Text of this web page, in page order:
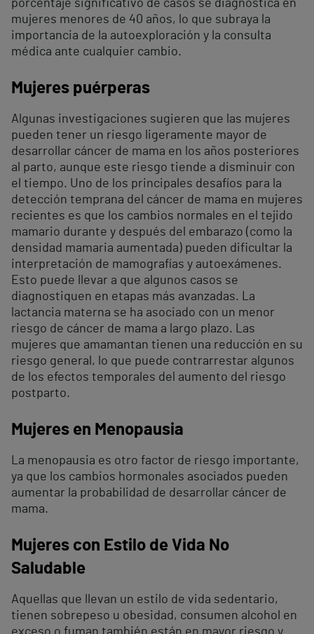
porcentaje significativo de casos se diagnostica en
mujeres menores de 40 años, lo que subraya la
importancia de la autoexploración y la consulta
médica ante cualquier cambio.
Mujeres puérperas
Algunas investigaciones sugieren que las mujeres
pueden tener un riesgo ligeramente mayor de
desarrollar cáncer de mama en los años posteriores
al parto, aunque este riesgo tiende a disminuir con
el tiempo. Uno de los principales desafíos para la
detección temprana del cáncer de mama en mujeres
recientes es que los cambios normales en el tejido
mamario durante y después del embarazo (como la
densidad mamaria aumentada) pueden dificultar la
interpretación de mamografías y autoexámenes.
Esto puede llevar a que algunos casos se
diagnostiquen en etapas más avanzadas. La
lactancia materna se ha asociado con un menor
riesgo de cáncer de mama a largo plazo. Las
mujeres que amamantan tienen una reducción en su
riesgo general, lo que puede contrarrestar algunos
de los efectos temporales del aumento del riesgo
postparto.
Mujeres en Menopausia
La menopausia es otro factor de riesgo importante,
ya que los cambios hormonales asociados pueden
aumentar la probabilidad de desarrollar cáncer de
mama.
Mujeres con Estilo de Vida No
Saludable
Aquellas que llevan un estilo de vida sedentario,
tienen sobrepeso u obesidad, consumen alcohol en